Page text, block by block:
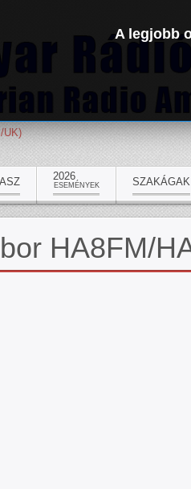
UK)
2026
ESEMÉNYEK SZAKÁGAK
HA8FM/
A legjobb